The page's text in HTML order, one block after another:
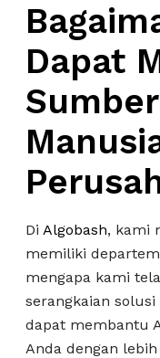
Dapat
Di Algobash, kami
memiliki
mengapa kami
serangkaian
dapat membantu
Anda dengan